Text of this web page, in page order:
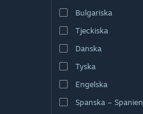
Bulgariska
Tjeckiska
Danska
Tyska
Engelska
Spanska – Spanien